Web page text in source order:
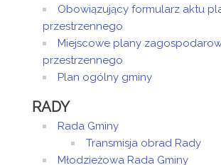
Obowiązujący formularz aktu
przestrzennego
Miejscowe plany
przestrzennego
Plan ogólny gminy
RADY
Rada Gminy
Transmisja obrad Rady
Młodzieżowa Rada Gminy